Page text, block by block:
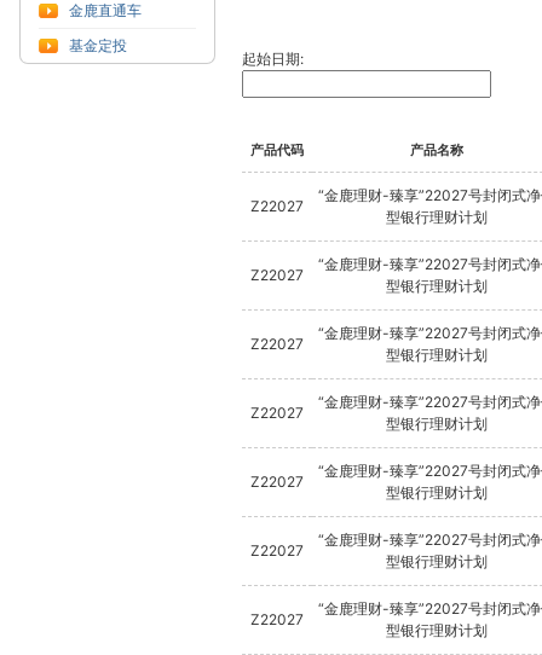
金鹿直通车
基金定投
起始日期:
产品代码 产品名称
Z22027
“金鹿理财-臻享”22027号封闭式
型银行理财计划
Z22027
“金鹿理财-臻享”22027号封闭式
型银行理财计划
Z22027
“金鹿理财-臻享”22027号封闭式
型银行理财计划
Z22027
“金鹿理财-臻享”22027号封闭式
型银行理财计划
Z22027
“金鹿理财-臻享”22027号封闭式
型银行理财计划
Z22027
“金鹿理财-臻享”22027号封闭式
型银行理财计划
Z22027
“金鹿理财-臻享”22027号封闭式
型银行理财计划